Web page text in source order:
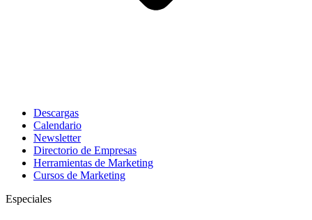
Descargas
Calendario
Newsletter
Directorio de Empresas
Herramientas de Marketing
Cursos de Marketing
Especiales